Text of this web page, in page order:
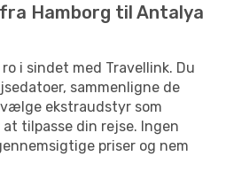
Hamborg til Antalya
i sindet med Travellink. Du
sammenligne de
ekstraudstyr som
tilpasse din rejse. Ingen
priser og nem